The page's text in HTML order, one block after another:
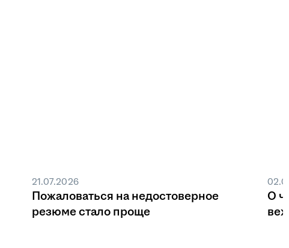
21.07.2026
Пожаловаться на недостоверное
резюме стало проще
О